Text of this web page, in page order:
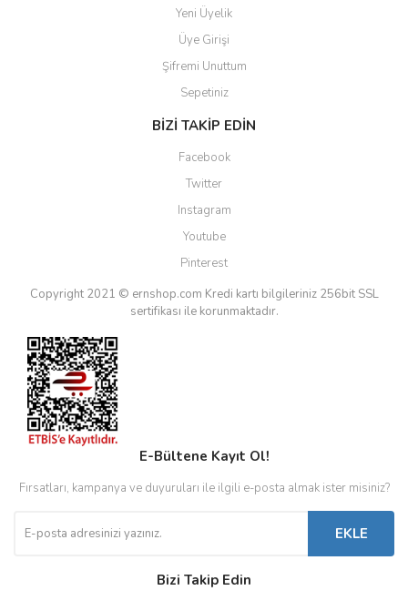
Yeni Üyelik
Üye Girişi
Şifremi Unuttum
Sepetiniz
BİZİ TAKİP EDİN
Facebook
Twitter
Instagram
Youtube
Pinterest
Copyright 2021 © ernshop.com Kredi kartı bilgileriniz 256bit SSL
sertifikası ile korunmaktadır.
E-Bültene Kayıt Ol!
Fırsatları, kampanya ve duyuruları ile ilgili e-posta almak ister misiniz?
EKLE
Bizi Takip Edin